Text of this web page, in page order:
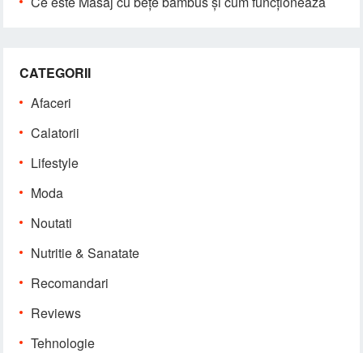
CATEGORII
Afaceri
Calatorii
Lifestyle
Moda
Noutati
Nutritie & Sanatate
Recomandari
Reviews
Tehnologie